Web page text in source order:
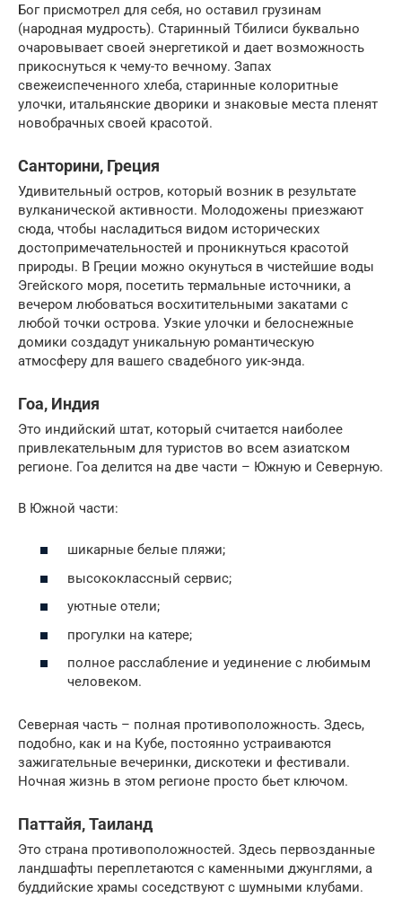
Бог присмотрел для себя, но оставил грузинам
(народная мудрость). Старинный Тбилиси буквально
очаровывает своей энергетикой и дает возможность
прикоснуться к чему-то вечному. Запах
свежеиспеченного хлеба, старинные колоритные
улочки, итальянские дворики и знаковые места пленят
новобрачных своей красотой.
Санторини, Греция
Удивительный остров, который возник в результате
вулканической активности. Молодожены приезжают
сюда, чтобы насладиться видом исторических
достопримечательностей и проникнуться красотой
природы. В Греции можно окунуться в чистейшие воды
Эгейского моря, посетить термальные источники, а
вечером любоваться восхитительными закатами с
любой точки острова. Узкие улочки и белоснежные
домики создадут уникальную романтическую
атмосферу для вашего свадебного уик-энда.
Гоа, Индия
Это индийский штат, который считается наиболее
привлекательным для туристов во всем азиатском
регионе. Гоа делится на две части – Южную и Северную.
В Южной части:
шикарные белые пляжи;
высококлассный сервис;
уютные отели;
прогулки на катере;
полное расслабление и уединение с любимым
человеком.
Северная часть – полная противоположность. Здесь,
подобно, как и на Кубе, постоянно устраиваются
зажигательные вечеринки, дискотеки и фестивали.
Ночная жизнь в этом регионе просто бьет ключом.
Паттайя, Таиланд
Это страна противоположностей. Здесь первозданные
ландшафты переплетаются с каменными джунглями, а
буддийские храмы соседствуют с шумными клубами.